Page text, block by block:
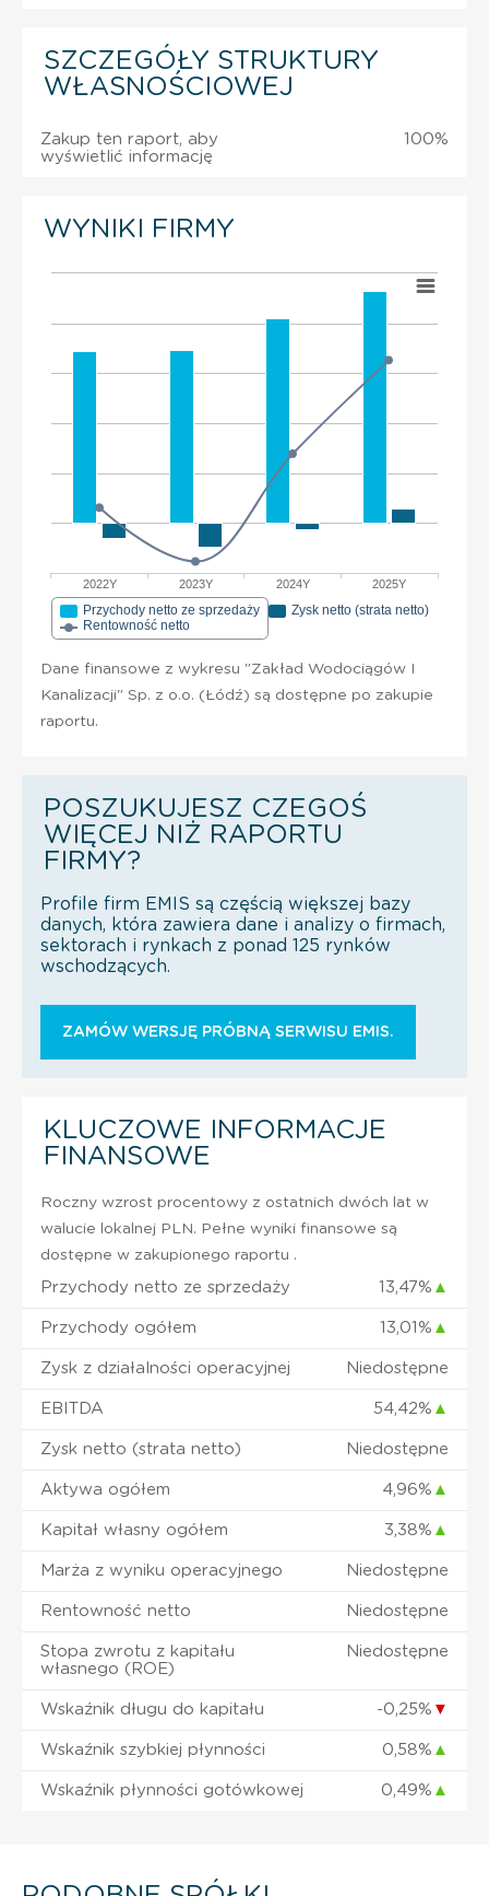
SZCZEGÓŁY STRUKTURY
WŁASNOŚCIOWEJ
Zakup ten raport, aby
wyświetlić informację
100%
WYNIKI FIRMY
2022Y 2023Y 2024Y 2025Y
Przychody netto ze sprzedaży
Zysk netto (strata netto)
Rentowność netto
Dane finansowe z wykresu "Zakład Wodociągów I
Kanalizacji" Sp. z o.o. (Łódź) są dostępne po zakupie
raportu.
POSZUKUJESZ CZEGOŚ
WIĘCEJ NIŻ RAPORTU
FIRMY?
Profile firm EMIS są częścią większej bazy
danych, która zawiera dane i analizy o firmach,
sektorach i rynkach z ponad 125 rynków
wschodzących.
ZAMÓW WERSJĘ PRÓBNĄ SERWISU EMIS.
KLUCZOWE INFORMACJE
FINANSOWE
Roczny wzrost procentowy z ostatnich dwóch lat w
walucie lokalnej PLN. Pełne wyniki finansowe są
dostępne w zakupionego raportu .
Przychody netto ze sprzedaży 13,47% ▲
Przychody ogółem 13,01% ▲
Zysk z działalności operacyjnej Niedostępne
EBITDA 54,42% ▲
Zysk netto (strata netto) Niedostępne
Aktywa ogółem 4,96% ▲
Kapitał własny ogółem 3,38% ▲
Marża z wyniku operacyjnego Niedostępne
Rentowność netto Niedostępne
Stopa zwrotu z kapitału
własnego (ROE)
Niedostępne
Wskaźnik długu do kapitału -0,25% ▼
Wskaźnik szybkiej płynności 0,58% ▲
Wskaźnik płynności gotówkowej 0,49% ▲